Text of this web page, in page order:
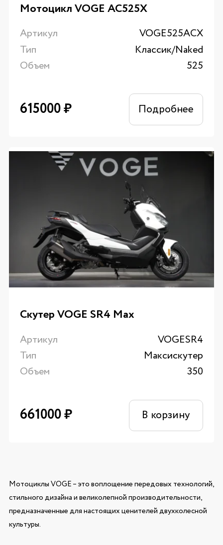
Мотоцикл VOGE AC525X
Артикул
VOGE525ACX
Тип
Классик/Naked
Объем
525
615000₽ Подробнее
Скутер VOGE SR4 Max
Артикул
VOGESR4
Тип
Максискутер
Объем
350
661000₽ В корзину
Мотоциклы VOGE – это воплощение передовых технологий,
стильного дизайна и великолепной производительности,
предназначенные для настоящих ценителей двухколесной
культуры.